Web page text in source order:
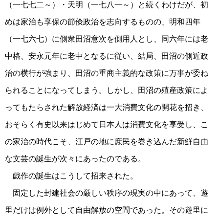
（一七七二～）・天明（一七八一～）と続くわけだが、初
めは家治も享保の節倹政治を志向するものの、明和四年
（一七六七）に側衆田沼意次を側用人とし、同六年には老
中格、安永元年に老中となるに従い、結局、田沼の側近政
治の横行が強まり、田沼の重商主義的な政策に万事が委ね
られることになってしまう。しかし、田沼の殖産政策によ
ってもたらされた解放経済は一大消費文化の開花を招き、
おそらく有史以来はじめて日本人は消費文化を享受し、こ
の家治の時代こそ、江戸の地に庶民を巻き込んだ新鮮自由
な文芸の誕生が次々にあったのである。
戯作の誕生はこうして招来された。
固定した封建社会の厳しい秩序の現実の中にあって、遊
里だけは例外として自由解放の空間であった。その遊里に